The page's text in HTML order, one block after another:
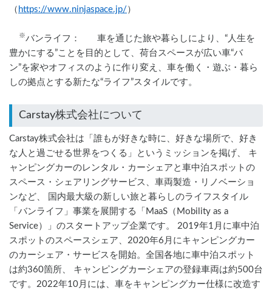
（ https://www.ninjaspace.jp/ ）
※バンライフ：       車を通じた旅や暮らしにより、“人生を
豊かにする”ことを目的として、荷台スペースが広い車“バ
ン”を家やオフィスのように作り変え、車を働く・遊ぶ・暮ら
しの拠点とする新たな“ライフ”スタイルです。
Carstay株式会社について
Carstay株式会社は「誰もが好きな時に、好きな場所で、好き
な人と過ごせる世界をつくる」というミッションを掲げ、 キ
ャンピングカーのレンタル・カーシェアと車中泊スポットの
スペース・シェアリングサービス、車両製造・リノベーショ
ンなど、 国内最大級の新しい旅と暮らしのライフスタイル
「バンライフ」事業を展開する「MaaS（Mobility as a
Service）」のスタートアップ企業です。 2019年1月に車中泊
スポットのスペースシェア、2020年6月にキャンピングカー
のカーシェア・サービスを開始。全国各地に車中泊スポット
は約360箇所、 キャンピングカーシェアの登録車両は約500台
です。2022年10月には、車をキャンピングカー仕様に改造す